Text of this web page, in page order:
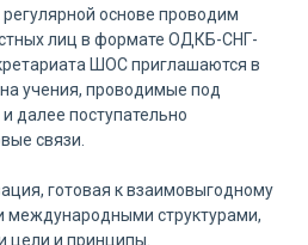
основе проводим
лиц в формате ОДКБ-СНГ-
ШОС приглашаются в
учения, проводимые под
далее поступательно
связи.
готовая к взаимовыгодному
международными структурами,
цели и принципы.